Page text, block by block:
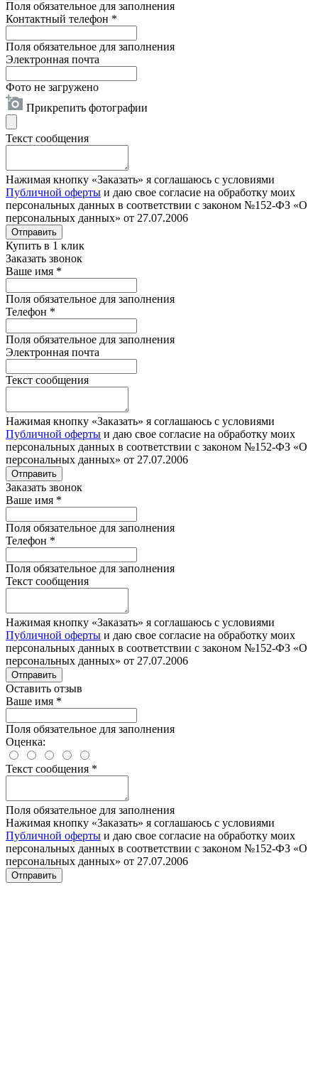
Поля обязательное для заполнения
Контактный телефон *
Поля обязательное для заполнения
Электронная почта
Фото не загружено
Прикрепить фотографии
Текст сообщения
Нажимая кнопку «Заказать» я соглашаюсь с условиями
Публичной оферты и даю свое согласие на обработку моих
персональных данных в соответствии с законом №152-ФЗ «О
персональных данных» от 27.07.2006
Отправить
Купить в 1 клик
Заказать звонок
Ваше имя *
Поля обязательное для заполнения
Телефон *
Поля обязательное для заполнения
Электронная почта
Текст сообщения
Нажимая кнопку «Заказать» я соглашаюсь с условиями
Публичной оферты и даю свое согласие на обработку моих
персональных данных в соответствии с законом №152-ФЗ «О
персональных данных» от 27.07.2006
Отправить
Заказать звонок
Ваше имя *
Поля обязательное для заполнения
Телефон *
Поля обязательное для заполнения
Текст сообщения
Нажимая кнопку «Заказать» я соглашаюсь с условиями
Публичной оферты и даю свое согласие на обработку моих
персональных данных в соответствии с законом №152-ФЗ «О
персональных данных» от 27.07.2006
Отправить
Оставить отзыв
Ваше имя *
Поля обязательное для заполнения
Оценка:
Текст сообщения *
Поля обязательное для заполнения
Нажимая кнопку «Заказать» я соглашаюсь с условиями
Публичной оферты и даю свое согласие на обработку моих
персональных данных в соответствии с законом №152-ФЗ «О
персональных данных» от 27.07.2006
Отправить